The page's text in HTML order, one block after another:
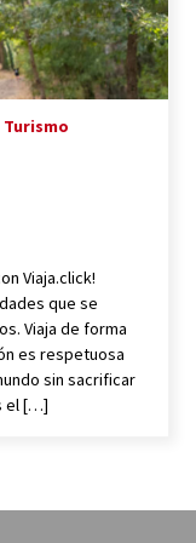
para Crear Carne
Globales en
Turismo
Viaja.click!
que se
Viaja de forma
es respetuosa
sin sacrificar
el […]